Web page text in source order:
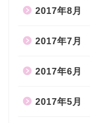
2017年8月
2017年7月
2017年6月
2017年5月